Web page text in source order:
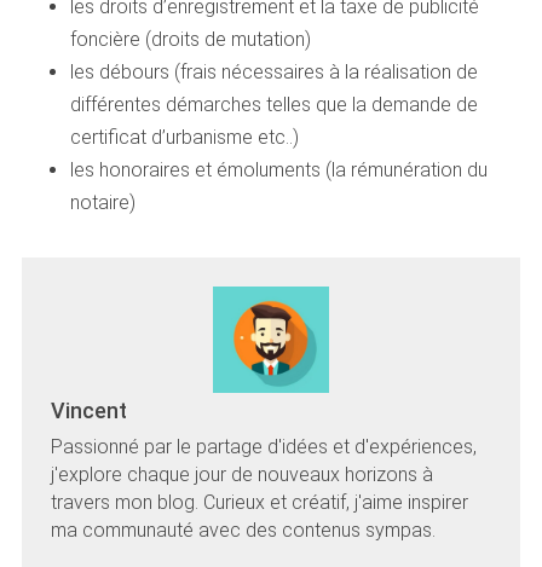
les droits d’enregistrement et la taxe de publicité
foncière (droits de mutation)
les débours (frais nécessaires à la réalisation de
différentes démarches telles que la demande de
certificat d’urbanisme etc..)
les honoraires et émoluments (la rémunération du
notaire)
Vincent
Passionné par le partage d'idées et d'expériences,
j'explore chaque jour de nouveaux horizons à
travers mon blog. Curieux et créatif, j'aime inspirer
ma communauté avec des contenus sympas.